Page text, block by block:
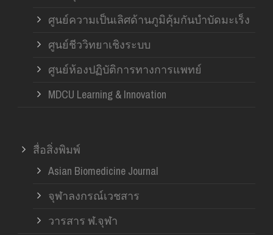
ศูนย์ความเป็นเลิศด้านภูมิคุ้มกันบำบัดมะเร็ง
ศูนย์ชีววิทยาเชิงระบบ
ศูนย์ห้องปฏิบัติการทางการแพทย์
MDCU Learning & Innovation
สื่อสิ่งพิมพ์
Asian Biomedicine Journal
จุฬาลงกรณ์เวชสาร
วารสาร ฬ.จุฬา